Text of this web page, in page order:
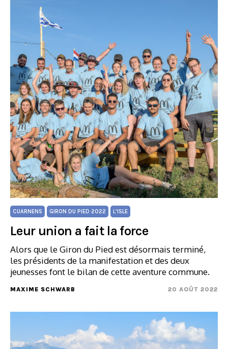
CUARNENS GIRON DU PIED 2022 L'ISLE
Leur union a fait la force
Alors que le Giron du Pied est désormais terminé,
les présidents de la manifestation et des deux
jeunesses font le bilan de cette aventure commune.
MAXIME SCHWARB 20 AOÛT 2022